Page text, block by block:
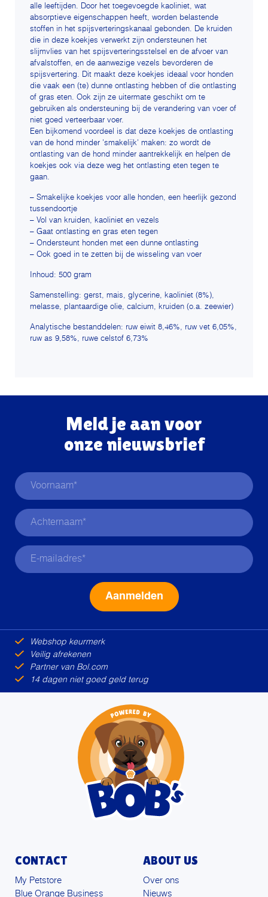
alle leeftijden. Door het toegevoegde kaoliniet, wat
absorptieve eigenschappen heeft, worden belastende
stoffen in het spijsverteringskanaal gebonden. De kruiden
die in deze koekjes verwerkt zijn ondersteunen het
slijmvlies van het spijsverteringsstelsel en de afvoer van
afvalstoffen, en de aanwezige vezels bevorderen de
spijsvertering. Dit maakt deze koekjes ideaal voor honden
die vaak een (te) dunne ontlasting hebben of die ontlasting
of gras eten. Ook zijn ze uitermate geschikt om te
gebruiken als ondersteuning bij de verandering van voer of
niet goed verteerbaar voer.
Een bijkomend voordeel is dat deze koekjes de ontlasting
van de hond minder 'smakelijk' maken: zo wordt de
ontlasting van de hond minder aantrekkelijk en helpen de
koekjes ook via deze weg het ontlasting eten tegen te
gaan.
– Smakelijke koekjes voor alle honden, een heerlijk gezond
tussendoortje
– Vol van kruiden, kaoliniet en vezels
– Gaat ontlasting en gras eten tegen
– Ondersteunt honden met een dunne ontlasting
– Ook goed in te zetten bij de wisseling van voer
Inhoud: 500 gram
Samenstelling: gerst, mais, glycerine, kaoliniet (8%),
melasse, plantaardige olie, calcium, kruiden (o.a. zeewier)
Analytische bestanddelen: ruw eiwit 8,46%, ruw vet 6,05%,
ruw as 9,58%, ruwe celstof 6,73%
Meld je aan voor
onze nieuwsbrief
Webshop keurmerk
Veilig afrekenen
Partner van Bol.com
14 dagen niet goed geld terug
CONTACT
My Petstore
Blue Orange Business
ABOUT US
Over ons
Nieuws